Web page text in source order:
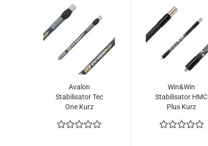
Avalon
Stabilisator Tec
One Kurz
Win&Win
Stabilisator HMC
Plus Kurz